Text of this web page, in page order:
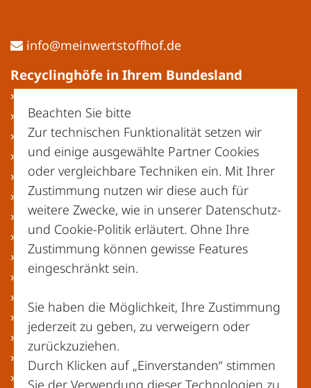
ed.fohffotstrewniem@ofni
Recyclinghöfe in Ihrem Bundesland
» Baden-Württemberg
» Bayern
» Berlin
» Brandenburg
» Bremen
» Hamburg
» Hessen
» Mecklenburg-Vorpommern
» Niedersachsen
» Nordrhein-Westfalen
» Rheinland-Pfalz
» Saarland
» Sachsen
» Sachsen-Anhalt
» Schleswig-Holstein
Beachten Sie bitte
Zur technischen Funktionalität setzen wir
und einige ausgewählte Partner Cookies
oder vergleichbare Techniken ein. Mit Ihrer
Zustimmung nutzen wir diese auch für
weitere Zwecke, wie in unserer Datenschutz-
und Cookie-Politik erläutert. Ohne Ihre
Zustimmung können gewisse Features
eingeschränkt sein.
Sie haben die Möglichkeit, Ihre Zustimmung
jederzeit zu geben, zu verweigern oder
zurückzuziehen.
Durch Klicken auf „Einverstanden“ stimmen
Sie der Verwendung dieser Technologien zu.